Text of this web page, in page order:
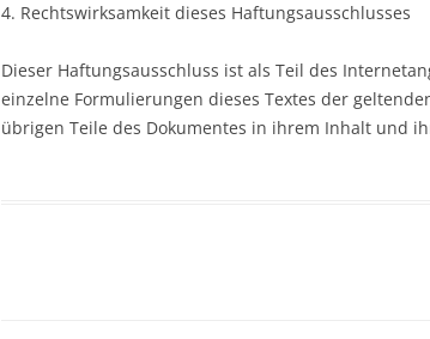
4. Rechtswirksamkeit dieses Haftungsausschlusses
Dieser Haftungsausschluss ist als Teil des
einzelne Formulierungen dieses Textes der
übrigen Teile des Dokumentes in ihrem Inhalt und